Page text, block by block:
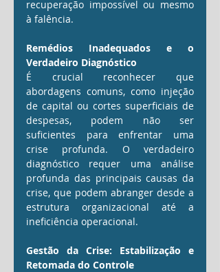
recuperação impossível ou mesmo
à falência.
Remédios Inadequados e o
Verdadeiro Diagnóstico
É crucial reconhecer que
abordagens comuns, como injeção
de capital ou cortes superficiais de
despesas, podem não ser
suficientes para enfrentar uma
crise profunda. O verdadeiro
diagnóstico requer uma análise
profunda das principais causas da
crise, que podem abranger desde a
estrutura organizacional até a
ineficiência operacional.
Gestão da Crise: Estabilização e
Retomada do Controle